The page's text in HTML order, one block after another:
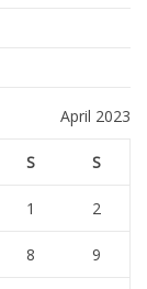
April 2023
S S
1 2
8 9